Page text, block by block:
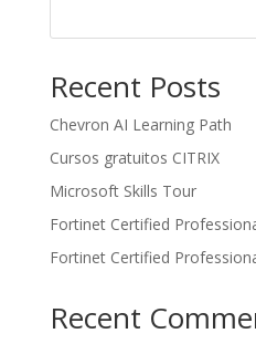
Recent Posts
Chevron AI Learning Path
Cursos gratuitos CITRIX
Microsoft Skills Tour
Fortinet Certified
Fortinet Certified
Recent